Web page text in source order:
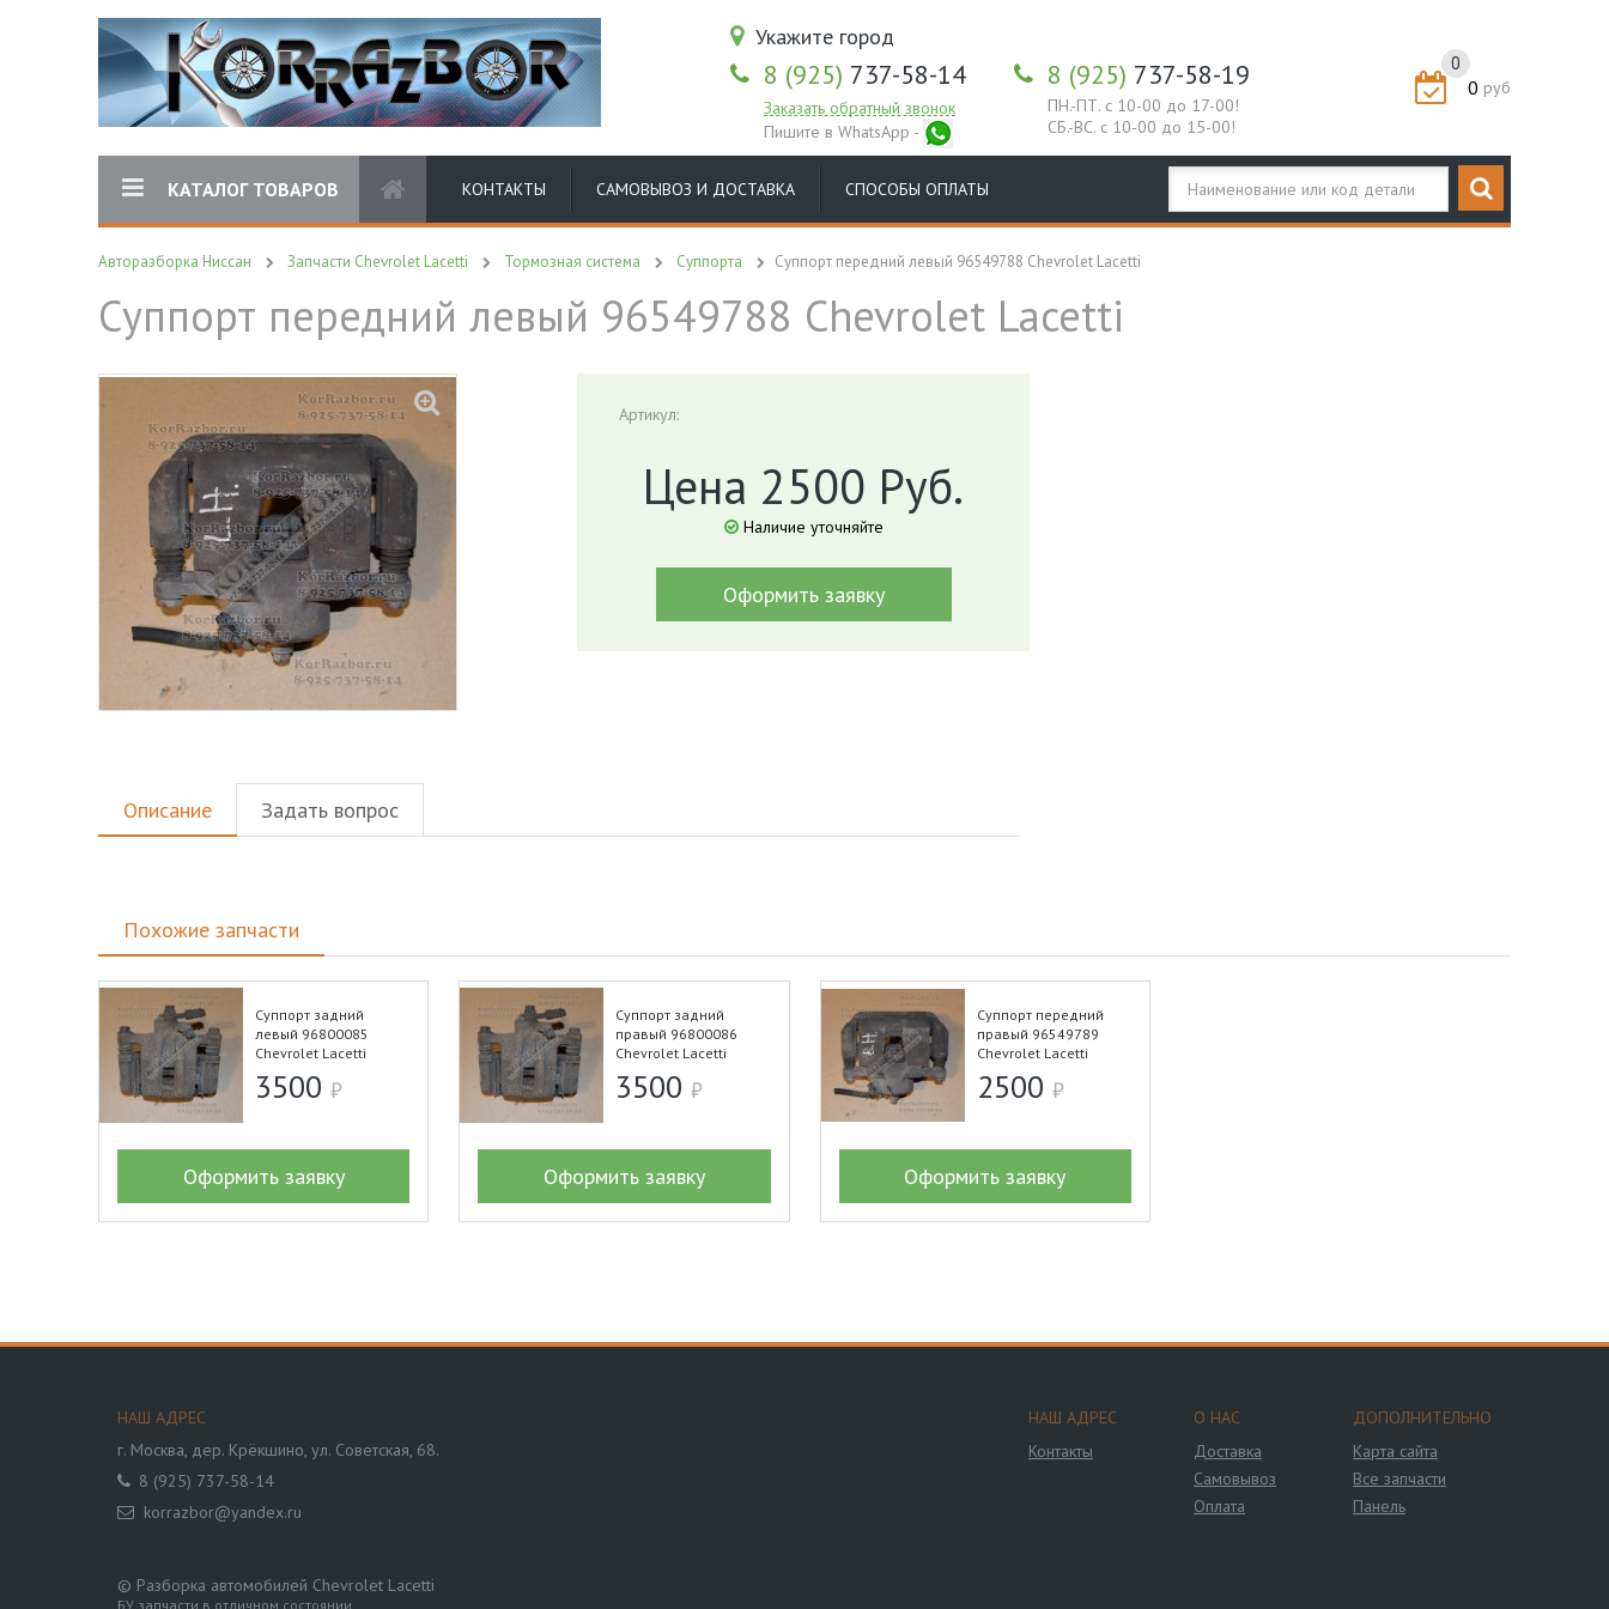
Укажите город
8 (925) 737-58-14
Заказать обратный звонок
Пишите в WhatsApp -
8 (925) 737-58-19
ПН.-ПТ. с 10-00 до 17-00!
СБ.-ВС. с 10-00 до 15-00!
0
0 руб
КАТАЛОГ ТОВАРОВ КОНТАКТЫ САМОВЫВОЗ И ДОСТАВКА СПОСОБЫ ОПЛАТЫ
Авторазборка Ниссан Запчасти Chevrolet Lacetti Тормозная система Суппорта Суппорт передний левый 96549788 Chevrolet Lacetti
Суппорт передний левый 96549788 Chevrolet Lacetti
Артикул:
Цена 2500 Руб.
Наличие уточняйте
Оформить заявку
Описание Задать вопрос
Похожие запчасти
Суппорт задний
левый 96800085
Chevrolet Lacetti
3500
Оформить заявку
Суппорт задний
правый 96800086
Chevrolet Lacetti
3500
Оформить заявку
Суппорт передний
правый 96549789
Chevrolet Lacetti
2500
Оформить заявку
НАШ АДРЕС
г. Москва, дер. Крёкшино, ул. Советская, 68.
8 (925) 737-58-14
korrazbor@yandex.ru
НАШ АДРЕС
Контакты
О НАС
Доставка
Самовывоз
Оплата
ДОПОЛНИТЕЛЬНО
Карта сайта
Все запчасти
Панель
© Разборка автомобилей Chevrolet Lacetti
БУ запчасти в отличном состоянии